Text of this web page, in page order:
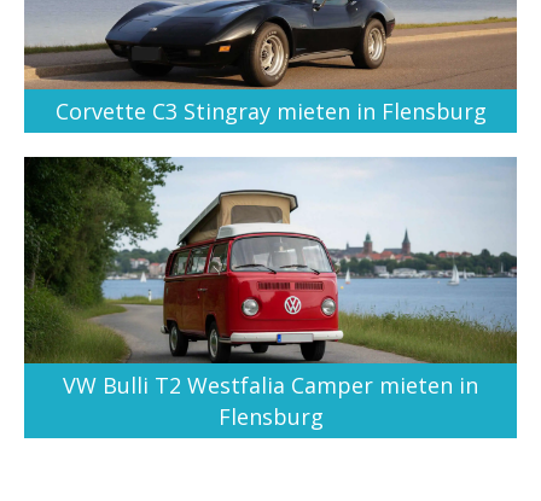
Corvette C3 Stingray mieten in Flensburg
VW Bulli T2 Westfalia Camper mieten in
Flensburg